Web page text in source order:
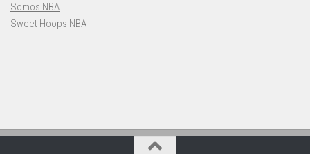
Somos NBA
Sweet Hoops NBA